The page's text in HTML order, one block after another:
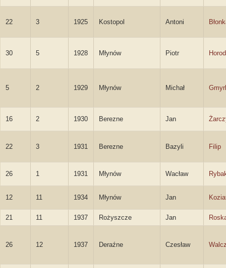
22 3 1925 Kostopol Antoni
30 5 1928 Młynów Piotr Horod
5 2 1929 Młynów Michał
16 2 1930 Berezne Jan
22 3 1931 Berezne Bazyli Filip
26 1 1931 Młynów Wacław
12 11 1934 Młynów Jan
21 11 1937 Rożyszcze Jan
26 12 1937 Deraźne Czesław